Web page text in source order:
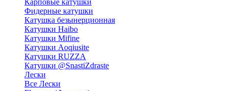
Карповые катушки
Фидерные катушки
Катушка безынерционная
Катушки Haibo
Катушки Mifine
Катушки Aoqiusite
Катушки RUZZA
Катушки @SnastiZdraste
Лески
Все Лески